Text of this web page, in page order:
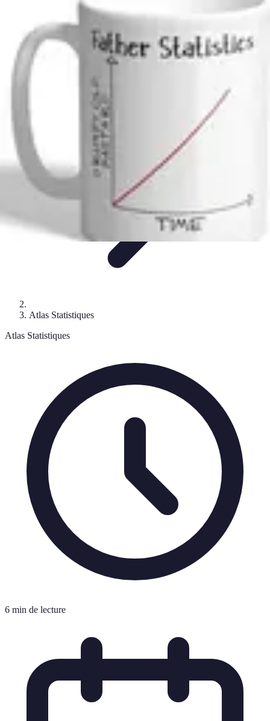
Perception et Utilisation
Apprentissage
Atlas Thématiques
Atlas Géographique
Atlas Statistiques
Atlas Statistiques
6 min de lecture